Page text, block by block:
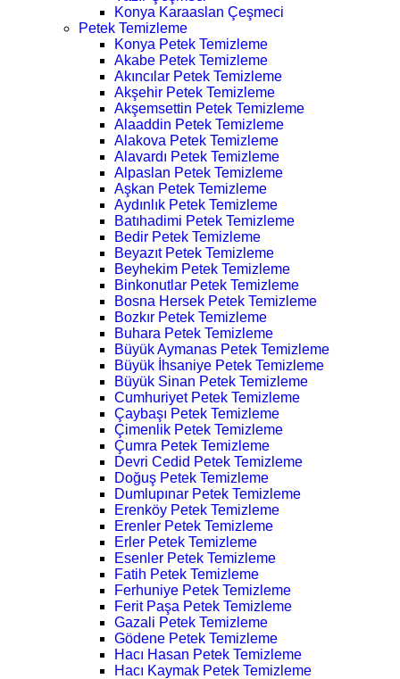
Konya Karaaslan Çeşmeci
Petek Temizleme
Konya Petek Temizleme
Akabe Petek Temizleme
Akıncılar Petek Temizleme
Akşehir Petek Temizleme
Akşemsettin Petek Temizleme
Alaaddin Petek Temizleme
Alakova Petek Temizleme
Alavardı Petek Temizleme
Alpaslan Petek Temizleme
Aşkan Petek Temizleme
Aydınlık Petek Temizleme
Batıhadimi Petek Temizleme
Bedir Petek Temizleme
Beyazıt Petek Temizleme
Beyhekim Petek Temizleme
Binkonutlar Petek Temizleme
Bosna Hersek Petek Temizleme
Bozkır Petek Temizleme
Buhara Petek Temizleme
Büyük Aymanas Petek Temizleme
Büyük İhsaniye Petek Temizleme
Büyük Sinan Petek Temizleme
Cumhuriyet Petek Temizleme
Çaybaşı Petek Temizleme
Çimenlik Petek Temizleme
Çumra Petek Temizleme
Devri Cedid Petek Temizleme
Doğuş Petek Temizleme
Dumlupınar Petek Temizleme
Erenköy Petek Temizleme
Erenler Petek Temizleme
Erler Petek Temizleme
Esenler Petek Temizleme
Fatih Petek Temizleme
Ferhuniye Petek Temizleme
Ferit Paşa Petek Temizleme
Gazali Petek Temizleme
Gödene Petek Temizleme
Hacı Hasan Petek Temizleme
Hacı Kaymak Petek Temizleme